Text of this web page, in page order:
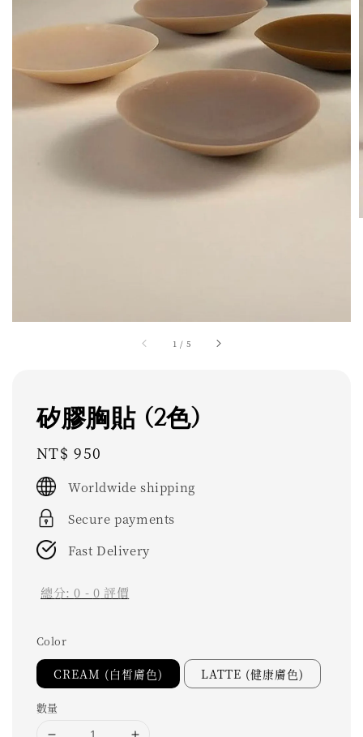
1 / 5
矽膠胸貼 (2色)
Regular
price
NT$ 950
Worldwide shipping
Secure payments
Fast Delivery
總分:0 - 0 評價
Color
CREAM (白皙膚色) LATTE (健康膚色)
數量